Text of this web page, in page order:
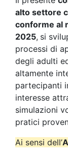
alto settore
conforme al
2025, si
processi di
degli adulti
altamente
partecipanti
interesse
simulazioni
pratici
Ai sensi dell’